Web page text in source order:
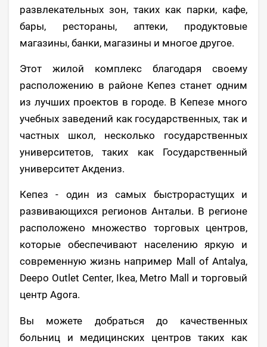
развлекательных зон, таких как парки, кафе,
бары, рестораны, аптеки, продуктовые
магазины, банки, магазины и многое другое.
Этот жилой комплекс благодаря своему
расположению в районе Кепез станет одним
из лучших проектов в городе. В Кепезе много
учебных заведений как государственных, так и
частных школ, несколько государственных
университетов, таких как Государственный
университет Акдениз.
Кепез - один из самых быстрорастущих и
развивающихся регионов Антальи. В регионе
расположено множество торговых центров,
которые обеспечивают населению яркую и
современную жизнь например Mall of Antalya,
Deepo Outlet Center, Ikea, Metro Mall и торговый
центр Agora.
Вы можете добраться до качественных
больниц и медицинских центров таких как